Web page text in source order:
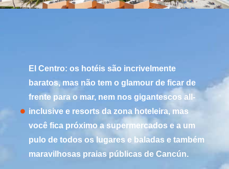
El Centro: os hotéis são incrivelmente
baratos, mas não tem o glamour de ficar de
frente para o mar, nem nos gigantescos all-
inclusive e resorts da zona hoteleira, mas
você fica próximo a supermercados e a um
pulo de todos os lugares e baladas e também
maravilhosas praias públicas de Cancún.